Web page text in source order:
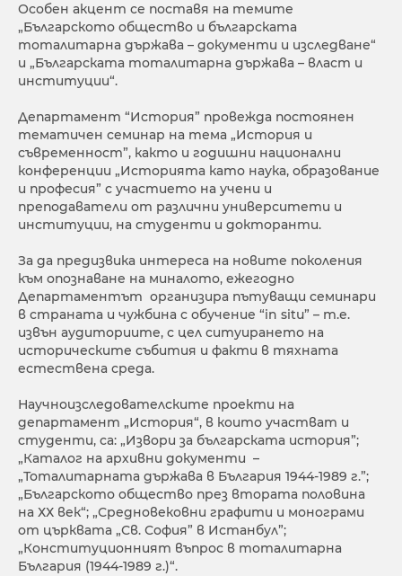
Особен акцент се поставя на темите
„Българското общество и българската
тоталитарна държава – документи и изследване“
и „Българската тоталитарна държава – власт и
институции“.
Департамент “История” провежда постоянен
тематичен семинар на тема „История и
съвременност”, както и годишни национални
конференции „Историята като наука, образование
и професия” с участието на учени и
преподаватели от различни университети и
институции, на студенти и докторанти.
За да предизвика интереса на новите поколения
към опознаване на миналото, ежегодно
Департаментът организира пътуващи семинари
в страната и чужбина с обучение “in situ” – т.е.
извън аудиториите, с цел ситуирането на
историческите събития и факти в тяхната
естествена среда.
Научноизследователските проекти на
департамент „История“, в които участват и
студенти, са: „Извори за българската история”;
„Каталог на архивни документи –
„Тоталитарната държава в България 1944-1989 г.”;
„Българското общество през втората половина
на ХХ век“; „Средновековни графити и монограми
от църквата „Св. София” в Истанбул”;
„Конституционният въпрос в тоталитарна
България (1944-1989 г.)“.